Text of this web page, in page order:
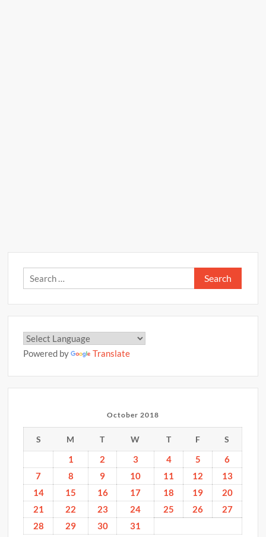
Search
for:
Powered by Translate
October 2018
S M T W T F S
1 2 3 4 5
6
7
8 9 10 11 12
13
14
15 16 17 18 19
20
21
22 23 24 25 26
27
28
29 30
31